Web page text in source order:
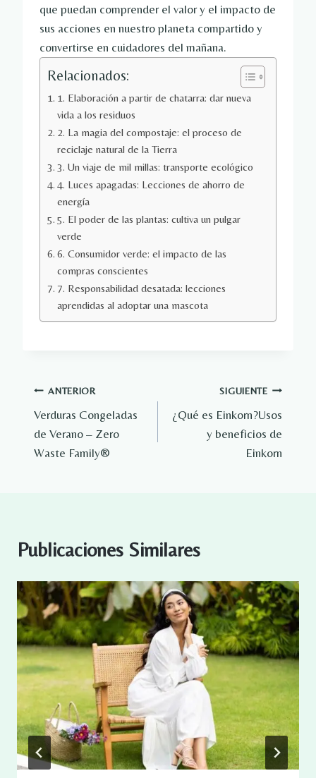
que puedan comprender el valor y el impacto de
sus acciones en nuestro planeta compartido y
convertirse en cuidadores del mañana.
Relacionados:
1. Elaboración a partir de chatarra: dar nueva
vida a los residuos
2. La magia del compostaje: el proceso de
reciclaje natural de la Tierra
3. Un viaje de mil millas: transporte ecológico
4. Luces apagadas: Lecciones de ahorro de
energía
5. El poder de las plantas: cultiva un pulgar
verde
6. Consumidor verde: el impacto de las
compras conscientes
7. Responsabilidad desatada: lecciones
aprendidas al adoptar una mascota
Navegación
de
entradas
ANTERIOR
Verduras Congeladas
de Verano – Zero
Waste Family®
SIGUIENTE
¿Qué es Einkorn?Usos
y beneficios de
Einkorn
Publicaciones Similares